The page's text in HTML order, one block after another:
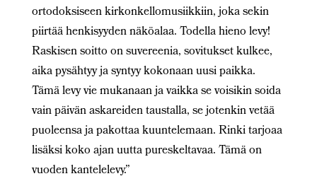
ortodoksiseen kirkonkellomusiikkiin, joka sekin
piirtää henkisyyden näköalaa. Todella hieno levy!
Raskisen soitto on suvereenia, sovitukset kulkee,
aika pysähtyy ja syntyy kokonaan uusi paikka.
Tämä levy vie mukanaan ja vaikka se voisikin soida
vain päivän askareiden taustalla, se jotenkin vetää
puoleensa ja pakottaa kuuntelemaan. Rinki tarjoaa
lisäksi koko ajan uutta pureskeltavaa. Tämä on
vuoden kantelelevy.”